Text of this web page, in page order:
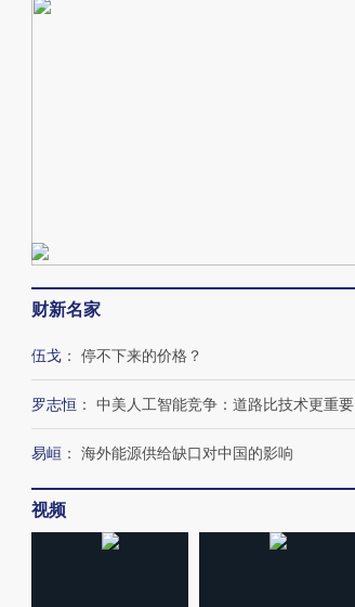
财新名家
伍戈 ： 停不下来的价格？
罗志恒 ： 中美人工智能竞争：道路比技术更重要
易峘 ： 海外能源供给缺口对中国的影响
视频